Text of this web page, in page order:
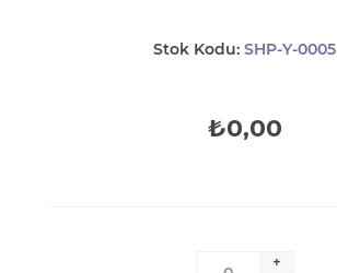
Stok Kodu: SHP-Y-0005
₺0,00
+